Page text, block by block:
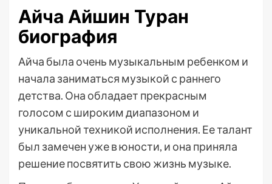
Айча Айшин Туран
биография
Айча была очень музыкальным ребенком и
начала заниматься музыкой с раннего
детства. Она обладает прекрасным
голосом с широким диапазоном и
уникальной техникой исполнения. Ее талант
был замечен уже в юности, и она приняла
решение посвятить свою жизнь музыке.